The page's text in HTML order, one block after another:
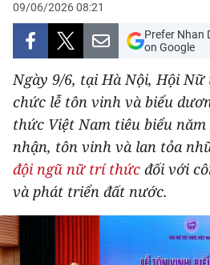
KINH TẾ
VĂN HÓA
XÃ HỘI
PHÁP LUẬT
DU LỊCH
THẾ GIỚI
THỂ THAO
09/06/2026 08:21
Prefer Nhan
on Google
Ngày 9/6, tại Hà Nội, Hội
chức lễ tôn vinh và biểu
thức Việt Nam tiêu biểu
nhận, tôn vinh và lan tỏa
đội ngũ nữ trí thức đối với
và phát triển đất nước.